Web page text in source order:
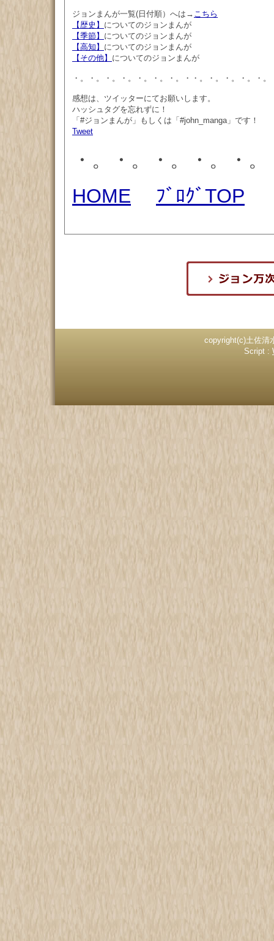
ジョンまんが一覧(日付順）へは→ こちら
【歴史】 についてのジョンまんが
【季節】 についてのジョンまんが
【高知】 についてのジョンまんが
【その他】 についてのジョンまんが
・。・。・。・。・。・。・。・・。・。・。・。・
感想は、ツイッターにてお願いします。
ハッシュタグを忘れずに！
「#ジョンまんが」もしくは「#john_manga」です！
Tweet
・。・。・。・。・
HOME
ﾌﾞﾛｸﾞTOP
copyright(c)土佐清
Script :